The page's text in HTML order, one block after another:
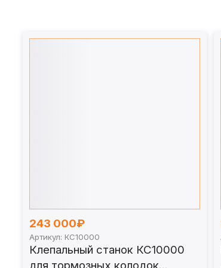
243 000₽
Артикул: КС10000
Клепальный станок КС10000